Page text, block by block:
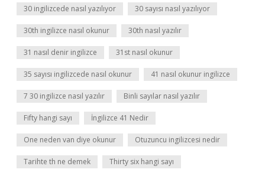
30 ingilizcede nasıl yazılıyor 30 sayısı nasıl yazılıyor
30th ingilizce nasıl okunur 30th nasıl yazılır
31 nasıl denir ingilizce 31st nasıl okunur
35 sayısı ingilizcede nasıl okunur 41 nasıl okunur ingilizce
7 30 ingilizce nasıl yazılır Binli sayılar nasıl yazılır
Fifty hangi sayı İngilizce 41 Nedir
One neden van diye okunur Otuzuncu ingilizcesi nedir
Tarihte th ne demek Thirty six hangi sayı